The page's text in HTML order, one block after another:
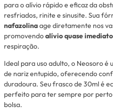
para o alívio rápido e eficaz da
resfriados, rinite e sinusite. Sua
nafazolinaage diretamente nos
promovendoalívio quase
respiração.
Ideal para uso adulto, o Neosoro é
de nariz entupido, oferecendo
duradoura. Seu frasco de 30ml é
perfeito para ter sempre por
bolsa.